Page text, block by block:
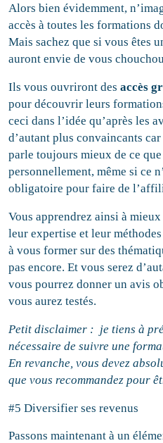
Alors bien évidemment,
accès à toutes les formations
Mais sachez que si vous êtes
auront envie de vous
Ils vous ouvriront desaccès
pour découvrir leurs
ceci dans l’idée qu’après les
d’autant plus convaincants
parle toujours mieux de ce
personnellement, même si ce
obligatoire pour faire de
Vous apprendrez ainsi à
leur expertise et leur
à vous former sur des
pas encore. Et vous serez
vous pourrez donner un avis
vous aurez testés.
Petit disclaimer : je tiens à
nécessaire de suivre une
En revanche, vous devez
que vous recommandez pour
#5 Diversifier ses revenus
Passons maintenant à un